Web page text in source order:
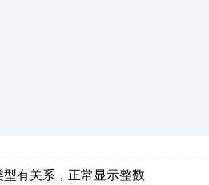
有关系，正常显示整数